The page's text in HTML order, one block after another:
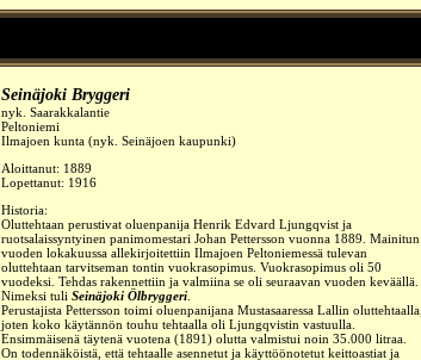
Seinäjoki Bryggeri
nyk. Saarakkalantie
Peltoniemi
Ilmajoen kunta (nyk. Seinäjoen kaupunki)
Aloittanut: 1889
Lopettanut: 1916
Historia:
Oluttehtaan perustivat oluenpanija Henrik Edvard Ljungqvist ja
ruotsalaissyntyinen panimomestari Johan Pettersson vuonna 1889. Mainitun
vuoden lokakuussa allekirjoitettiin Ilmajoen Peltoniemessä tulevan
oluttehtaan tarvitseman tontin vuokrasopimus. Vuokrasopimus oli 50
vuodeksi. Tehdas rakennettiin ja valmiina se oli seuraavan vuoden keväällä.
Nimeksi tuli Seinäjoki Ölbryggeri
Perustajista Pettersson toimi oluenpanijana Mustasaaressa Lallin oluttehtaalla,
joten koko käytännön touhu tehtaalla oli Ljungqvistin vastuulla.
Ensimmäisenä täytenä vuotena (1891) olutta valmistui noin 35.000 litraa.
On todennäköistä, että tehtaalle asennetut ja käyttöönotetut keittoastiat ja